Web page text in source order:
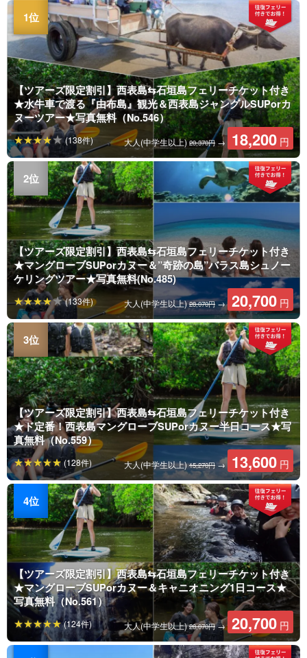
【ツアーズ限定割引】西表島⇆石垣島フェリーチケット付き
★水牛車で渡る『由布島』観光＆西表島ジャングルSUPorカ
ヌーツアー★写真無料（No.546）
大人(中学生以上)20,370円 → 18,200 円
(138件)
【ツアーズ限定割引】西表島⇆石垣島フェリーチケット付き
★マングローブSUPorカヌー＆”奇跡の島”バラス島シュノー
ケリングツアー★写真無料(No.485)
大人(中学生以上)28,070円→ 20,700 円
(133件)
【ツアーズ限定割引】西表島⇆石垣島フェリーチケット付き
★ド定番！西表島マングローブSUPorカヌー半日コース★写
真無料（No.559）
大人(中学生以上)15,270円→ 13,600 円
(128件)
【ツアーズ限定割引】西表島⇆石垣島フェリーチケット付き
★マングローブSUPorカヌー＆キャニオニング1日コース★
写真無料（No.561）
大人(中学生以上)28,070円→ 20,700 円
(124件)